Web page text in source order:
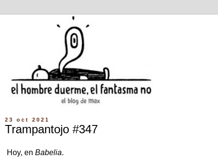
23 oct 2021
Trampantojo #347
Hoy, en Babelia.